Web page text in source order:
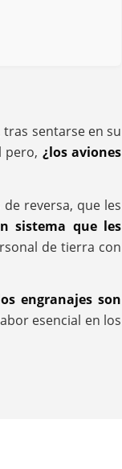
sentarse en su
pero, ¿los aviones
reversa, que les
sistema que les
de tierra con
engranajes son
esencial en los